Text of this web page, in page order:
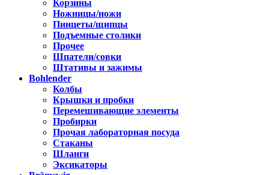
Корзины
Ножницы/ножи
Пинцеты/щипцы
Подъемные столики
Прочее
Шпатели/совки
Штативы и зажимы
Bohlender
Колбы
Крышки и пробки
Перемешивающие элементы
Пробирки
Прочая лабораторная посуда
Стаканы
Шланги
Эксикаторы